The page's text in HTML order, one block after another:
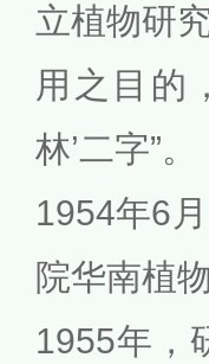
立植物研
用之目的
林’二字”。
1954年6
院华南植
1955年，